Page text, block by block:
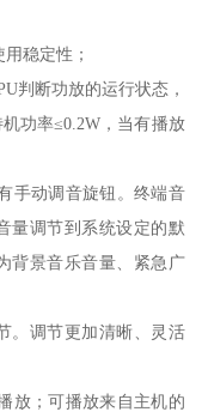
稳定性；
判断功放的运行状态，
功率≤0.2W，当有播放
手动调音旋钮。终端音
量调节到系统设定的默
背景音乐音量、紧急广
。调节更加清晰、灵活
放；可播放来自主机的